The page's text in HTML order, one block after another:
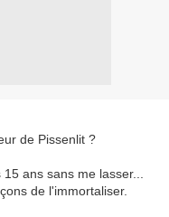
de Pissenlit ?
ans sans me lasser...
de l'immortaliser.